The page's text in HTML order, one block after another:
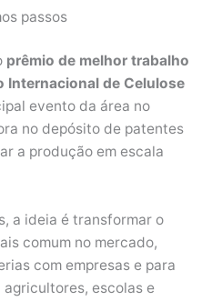
passos
prêmio de melhor trabalho
Internacional de Celulose
evento da área no
no depósito de patentes
a produção em escala
a ideia é transformar o
comum no mercado,
com empresas e para
escolas e